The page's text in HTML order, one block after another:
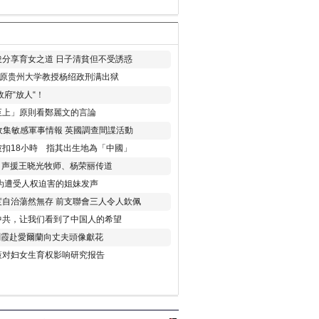
享育女之道 日子清貧但不受誘惑
贵州大学教授杨绍政刑满出狱
“放人“！
」原則看鄭麗文的言論
敏感軍事情報 英國調查間諜活動
18小時 指其出生地為「中國」
援王晓光牧师、杨荣丽传道
遭受人权迫害的姐妹发声
治蕩然無存 前支聯會三人令人欽佩
，让我们看到了中国人的希望
赴愛爾蘭向丈夫頭像獻花
妇女生育权影响研究报告